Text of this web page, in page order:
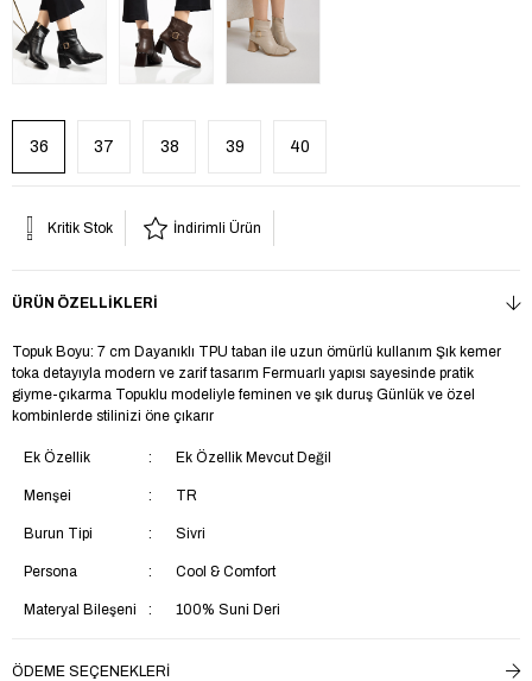
36 37 38 39 40
Kritik Stok İndirimli Ürün
ÜRÜN ÖZELLIKLERI
Topuk Boyu: 7 cm Dayanıklı TPU taban ile uzun ömürlü kullanım Şık kemer
toka detayıyla modern ve zarif tasarım Fermuarlı yapısı sayesinde pratik
giyme-çıkarma Topuklu modeliyle feminen ve şık duruş Günlük ve özel
kombinlerde stilinizi öne çıkarır
Ek Özellik Ek Özellik Mevcut Değil
Menşei TR
Burun Tipi Sivri
Persona Cool & Comfort
Materyal Bileşeni 100% Suni Deri
ÖDEME SEÇENEKLERI